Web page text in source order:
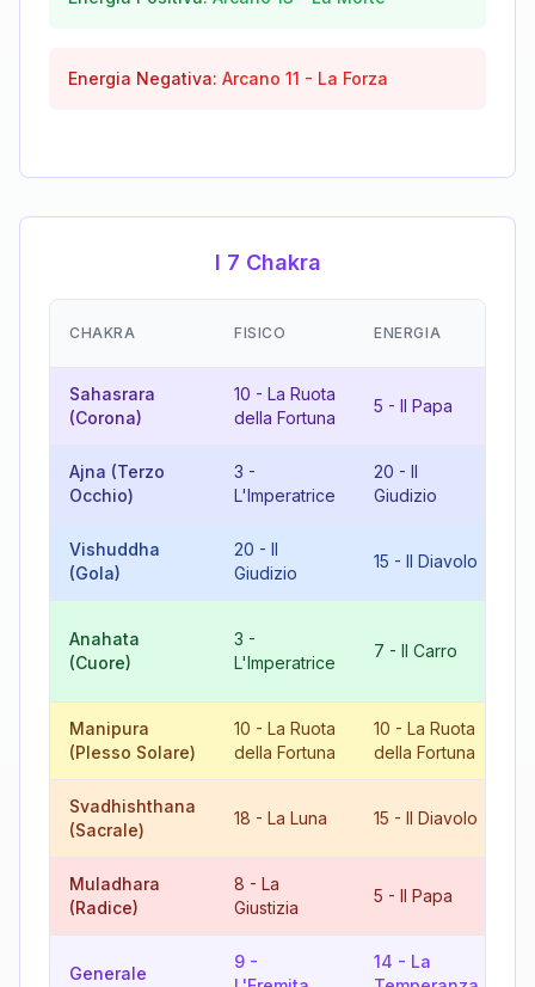
Energia Negativa: Arcano 11 - La Forza
I 7 Chakra
CHAKRA FISICO ENERGIA
Sahasrara
(Corona)
10 - La Ruota
della Fortuna
5 - Il Papa
Ajna (Terzo
Occhio)
3 -
L'Imperatrice
20 - Il
Giudizio
Vishuddha
(Gola)
20 - Il
Giudizio
15 - Il Diavolo
Anahata
(Cuore)
3 -
L'Imperatrice
7 - Il Carro
Manipura
(Plesso Solare)
10 - La Ruota
della Fortuna
10 - La Ruota
della Fortuna
Svadhishthana
(Sacrale)
18 - La Luna 15 - Il Diavolo
Muladhara
(Radice)
8 - La
Giustizia
5 - Il Papa
Generale
9 -
14 - La